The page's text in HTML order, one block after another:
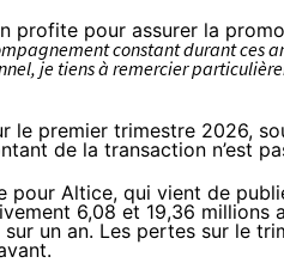
profite pour assurer la
constant durant ces
je tiens à remercier
premier trimestre 2026,
de la transaction n’est
Altice, qui vient de
6,08 et 19,36 millions
un an. Les pertes sur le